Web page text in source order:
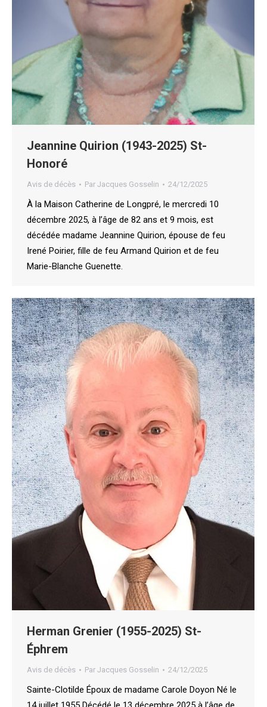
Jeannine Quirion (1943-2025) St-
Honoré
Avis de décès Par Jacques Gosselin 24/12/2025
À la Maison Catherine de Longpré, le mercredi 10
décembre 2025, à l’âge de 82 ans et 9 mois, est
décédée madame Jeannine Quirion, épouse de feu
Irené Poirier, fille de feu Armand Quirion et de feu
Marie-Blanche Guenette.
Herman Grenier (1955-2025) St-
Éphrem
Avis de décès Par Jacques Gosselin 24/12/2025
Sainte-Clotilde Époux de madame Carole Doyon Né le